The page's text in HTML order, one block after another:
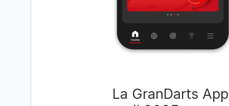
La GranDarts